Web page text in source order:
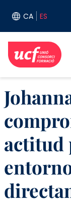
CA ES
actitud